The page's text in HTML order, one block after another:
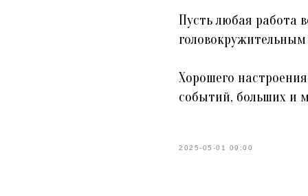
Пусть любая работа
Хорошего
событий, больших и
2025-05-01 09:00